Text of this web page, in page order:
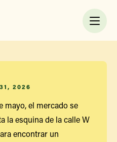
2026
mayo, el mercado se
la esquina de la calle W
encontrar un